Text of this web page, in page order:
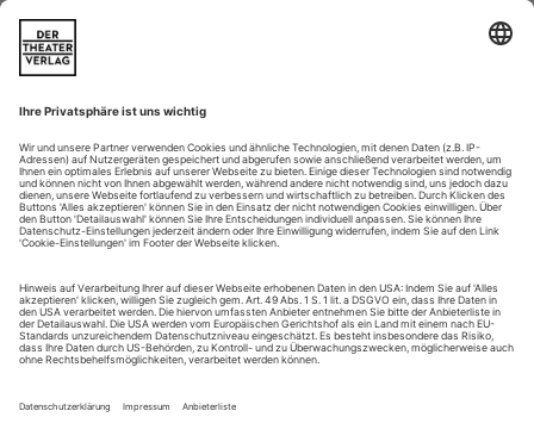
Seit einigen Wochen bin ich auf einer Zeitreise, gehe
gedanklich zurück an meine Anfänge als Dramaturgin und
erlebe die Jahre in Dresden aus dem Rückblick. Mein
langjähriger Chefdramaturg und Intendant Dieter Görne ist
gestorben. Meine Trauer ist groß.
Groß ist auch das Erbe, das er hinterlassen hat. Mir und
anderen. Davon will ich erzählen. Ich durchforste...
Todd Field spielt in «Tár» mit #MeToo und Cancel Culture in
höchstkulturellen Kreisen – mit Cate Blanchett als Top-Dirigentin
Lydia Tár
Diese Frau, Lydia Tár, ist zu gut, zu schön und zu erfolgreich,